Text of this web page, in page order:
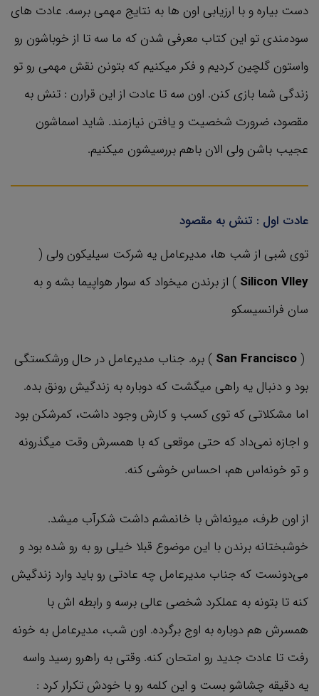
دست بیاره و با ارزیابی اون ها به نتایج مهمی برسه. عادت های
سودمندی تو این کتاب معرفی شدن که ما سه تا از خوباشون رو
واستون گلچین کردیم و فکر میکنیم که بتونن نقش مهمی رو تو
زندگی شما بازی کنن. اون سه تا عادت از این قرارن : تنش به
مقصود، ضرورت شخصیت و یافتن نیازمند. شاید اسماشون
عجیب باشن ولی الان باهم بررسیشون میکنیم.
عادت اول : تنش به مقصود
توی شبی از شب ها، مدیرعامل یه شرکت سیلیکون ولی (
Silicon Vlley ) از برندن میخواد که سوار هواپیما بشه و به
سان فرانسیسکو
(
San Francisco ) بره. جناب مدیرعامل در حال ورشکستگی
بود و دنبال یه راهی میگشت که دوباره به زندگیش رونق بده.
اما مشکلاتی که توی کسب و کارش وجود داشت، کمرشکن بود
و اجازه نمی‌داد که حتی موقعی که با همسرش وقت میگذرونه
و تو خونه‌اس هم، احساس خوشی کنه.
از اون طرف، میونه‌اش با خانمشم داشت شکرآب میشد.
خوشبختانه برندن با این موضوع قبلا خیلی رو به رو شده بود و
می‌دونست که جناب مدیرعامل چه عادتی رو باید وارد زندگیش
کنه تا بتونه به عملکرد شخصی عالی برسه و رابطه اش با
همسرش هم دوباره به اوج برگرده. اون شب، مدیرعامل به خونه
رفت تا عادت جدید رو امتحان کنه. وقتی به راهرو رسید واسه
یه دقیقه چشاشو بست و این کلمه رو با خودش تکرار کرد :